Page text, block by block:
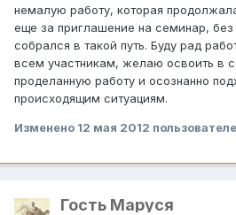
немалую работу, которая
еще за приглашение на семинар, без
собрался в такой путь. Буду рад
всем участникам, желаю освоить в
проделанную работу и осознанно
происходящим ситуациям.
Изменено 12 мая 2012
Гость Маруся